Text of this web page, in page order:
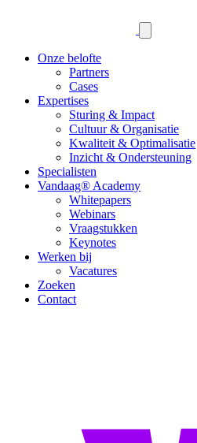
Onze belofte
Partners
Cases
Expertises
Sturing & Impact
Cultuur & Organisatie
Kwaliteit & Optimalisatie
Inzicht & Ondersteuning
Specialisten
Vandaag® Academy
Whitepapers
Webinars
Vraagstukken
Keynotes
Werken bij
Vacatures
Zoeken
Contact